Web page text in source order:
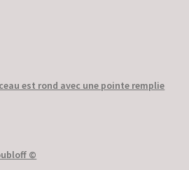
est rond avec une pointe remplie
©